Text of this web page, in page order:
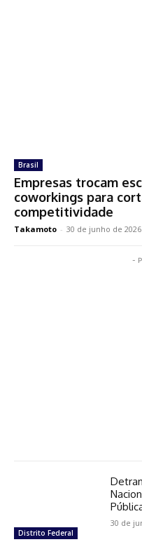
Brasil
Empresas trocam
coworkings para
competitividade
Takamoto - 30 de junho de 2026
-
Distrito Federal
30 de